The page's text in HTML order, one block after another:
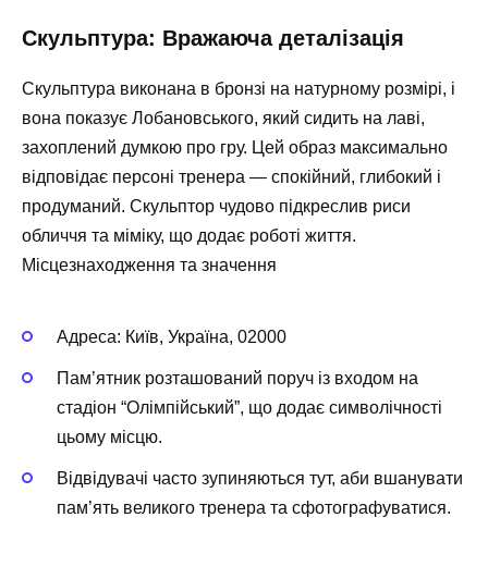
Скульптура: Вражаюча деталізація
Скульптура виконана в бронзі на натурному розмірі, і
вона показує Лобановського, який сидить на лаві,
захоплений думкою про гру. Цей образ максимально
відповідає персоні тренера — спокійний, глибокий і
продуманий. Скульптор чудово підкреслив риси
обличчя та міміку, що додає роботі життя.
Місцезнаходження та значення
Адреса: Київ, Україна, 02000
Пам’ятник розташований поруч із входом на
стадіон “Олімпійський”, що додає символічності
цьому місцю.
Відвідувачі часто зупиняються тут, аби вшанувати
пам’ять великого тренера та сфотографуватися.